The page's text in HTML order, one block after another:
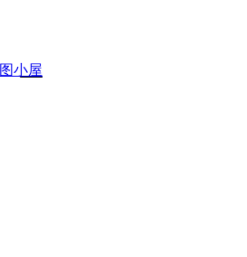
图小屋